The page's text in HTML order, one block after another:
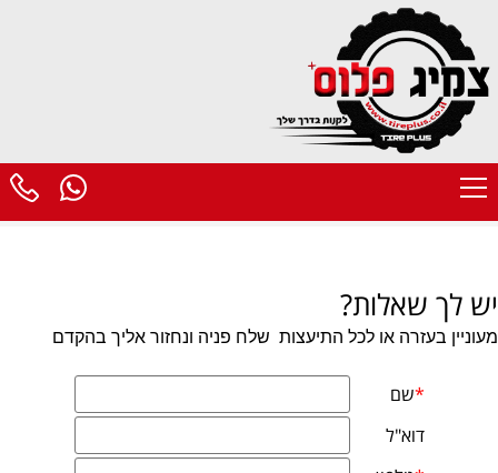
יש לך שאלות?
מעוניין בעזרה או לכל התיעצות שלח פניה ונחזור אליך בהקדם